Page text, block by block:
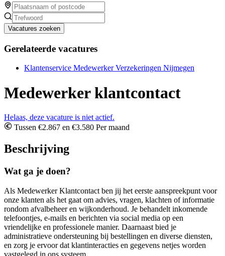
Vacatures zoeken
Gerelateerde vacatures
Klantenservice Medewerker Verzekeringen Nijmegen
Medewerker klantcontact
Helaas, deze vacature is niet actief.
Tussen €2.867 en €3.580 Per maand
Beschrijving
Wat ga je doen?
Als Medewerker Klantcontact ben jij het eerste aanspreekpunt voor
onze klanten als het gaat om advies, vragen, klachten of informatie
rondom afvalbeheer en wijkonderhoud. Je behandelt inkomende
telefoontjes, e-mails en berichten via social media op een
vriendelijke en professionele manier. Daarnaast bied je
administratieve ondersteuning bij bestellingen en diverse diensten,
en zorg je ervoor dat klantinteracties en gegevens netjes worden
vastgelegd in ons systeem.